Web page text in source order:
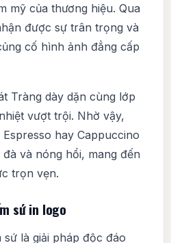
mỹ của thương hiệu. Qua
được sự trân trọng và
cố hình ảnh đẳng cấp
Tràng dày dặn cùng lớp
vượt trội. Nhờ vậy,
hay Cappuccino
và nóng hổi, mang đến
trọn vẹn.
sứ in logo
là giải pháp độc đáo